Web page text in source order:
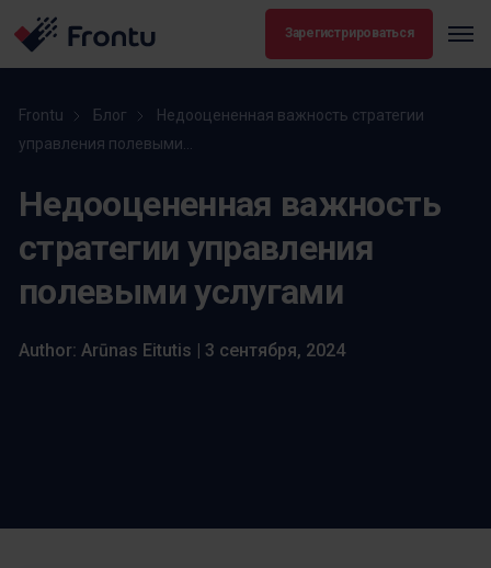
Зарегистрироваться
Frontu Блог
Недооцененная важность стратегии
управления полевыми...
Недооцененная важность
стратегии управления
полевыми услугами
Author: Arūnas Eitutis | 3 сентября, 2024